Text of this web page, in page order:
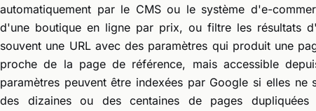
automatiquement par le CMS ou le système d'e-
d'une boutique en ligne par prix, ou filtre les résultats
souvent une URL avec des paramètres qui produit une
proche de la page de référence, mais accessible
paramètres peuvent être indexées par Google si elles ne
des dizaines ou des centaines de pages